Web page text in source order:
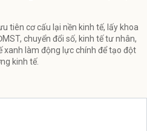
tiên cơ cấu lại nền kinh tế, lấy khoa
chuyển đổi số, kinh tế tư nhân,
xanh làm động lực chính để tạo đột
kinh tế.